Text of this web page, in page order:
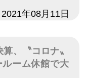
2021年08月11日
、〝コロナ〟
ーム休館で大